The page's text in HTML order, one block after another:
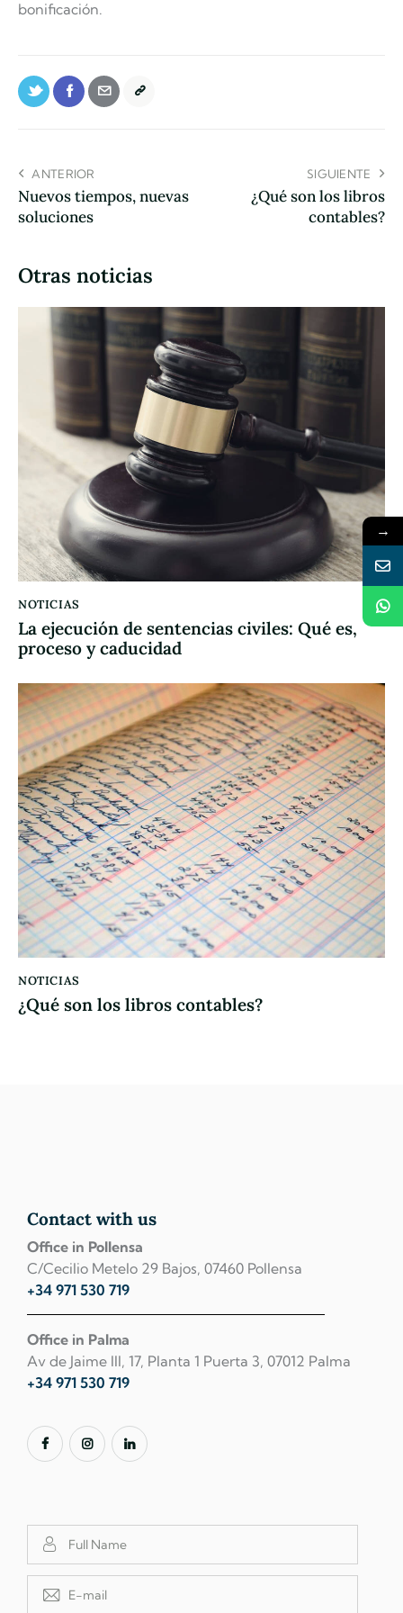
bonificación.
ANTERIOR
Nuevos tiempos, nuevas
soluciones
SIGUIENTE
¿Qué son los libros
contables?
Otras noticias
NOTICIAS
La ejecución de sentencias civiles: Qué es,
proceso y caducidad
NOTICIAS
¿Qué son los libros contables?
Contact with us
Office in Pollensa
C/Cecilio Metelo 29 Bajos, 07460 Pollensa
+34 971 530 719
Office in Palma
Av de Jaime III, 17, Planta 1 Puerta 3, 07012 Palma
+34 971 530 719
→